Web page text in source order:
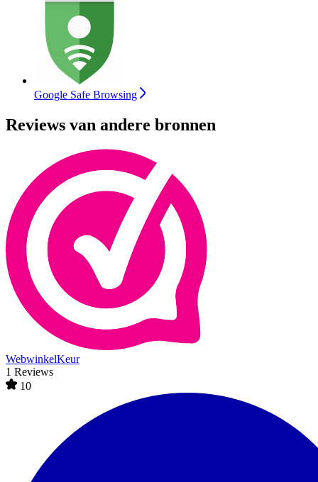
Google Safe Browsing
Reviews van andere bronnen
WebwinkelKeur
1 Reviews
10